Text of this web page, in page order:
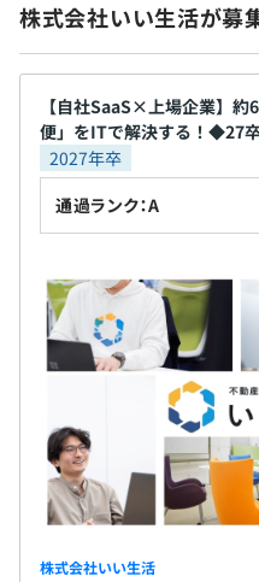
・プログラミングコンテス
【新卒内定者向け】
・入社前インターンシッ
・技術書籍の提供（5冊ま
アジャイル、スクラム、
中）
・通勤手当（出勤日数に
で）
・宅地建物取引士資格手
・育児支援手当（扶養す
給※高校卒業時まで）
賞与：年2回
保険）
資格取得支援制度（業務に
メンター制度の有無
あり
キャリアコンサルティング
なし
前年度の月平均所定外労
26.35時間
前年度の有給休暇の平均
前事業年度の育児休業取
男性4人/7人
女性3人/3人
役員及び管理的地位にあ
管理職5.0%
推進してきました。 不動産業界は市場規模が65兆円
とも言われる巨大市場
が解禁されるなど規制
していく見込みです。
で、テクノロジーを用い
会社の間のさまざまな不
産市場全体をアップデ
動産会社だけでなく、
ロダクト開発ですので
ついても、新たなプロ
DXの促進を進めており
を検討しています。
株式会社いい生活が募
【自社SaaS×上場企業】
便」をITで解決する！◆27
2027年卒
通過ランク：A
株式会社いい生活